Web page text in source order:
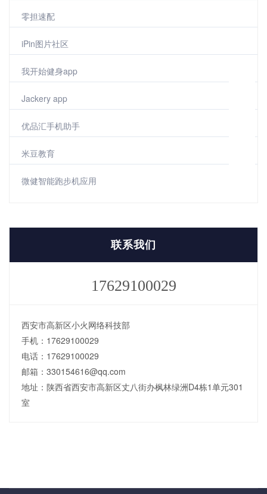
零担速配
iPin图片社区
我开始健身app
Jackery app
优品汇手机助手
米豆教育
微健智能跑步机应用
联系我们
17629100029
西安市高新区小火网络科技部
手机：17629100029
电话：17629100029
邮箱：330154616@qq.com
地址：陕西省西安市高新区丈八街办枫林绿洲D4栋1单元301
室